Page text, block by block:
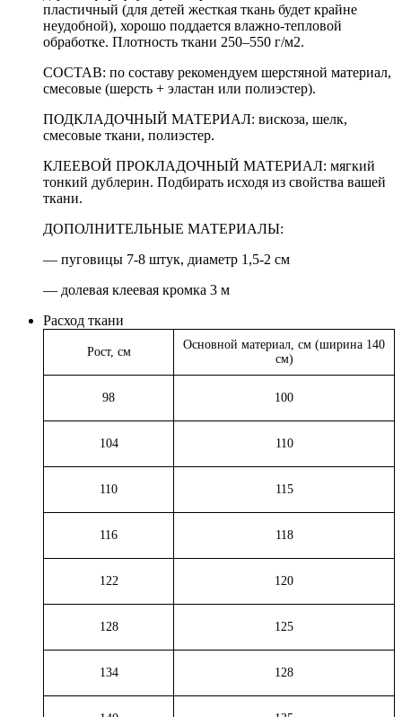
пластичный (для детей жесткая ткань будет крайне
неудобной), хорошо поддается влажно-тепловой
обработке. Плотность ткани 250–550 г/м2.
СОСТАВ: по составу рекомендуем шерстяной материал,
смесовые (шерсть + эластан или полиэстер).
ПОДКЛАДОЧНЫЙ МАТЕРИАЛ: вискоза, шелк,
смесовые ткани, полиэстер.
КЛЕЕВОЙ ПРОКЛАДОЧНЫЙ МАТЕРИАЛ: мягкий
тонкий дублерин. Подбирать исходя из свойства вашей
ткани.
ДОПОЛНИТЕЛЬНЫЕ МАТЕРИАЛЫ:
— пуговицы 7-8 штук, диаметр 1,5-2 см
— долевая клеевая кромка 3 м
Расход ткани
Рост, см
Основной материал, см (ширина 140
см)
98 100
104 110
110 115
116 118
122 120
128 125
134 128